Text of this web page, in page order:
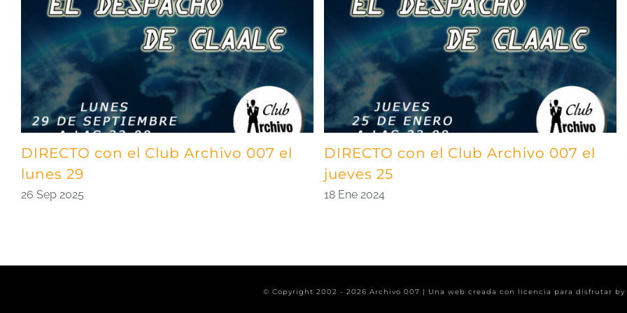
DIRECTO con el Club Archivo 007 el
lunes 29
26 Sep 2025
DIRECTO con el Club Archivo 007 el
jueves 25
18 Ene 2024
© Copyright 2002 - 2026 Archivo 007 | Una web creada con licencia para disfrutar by